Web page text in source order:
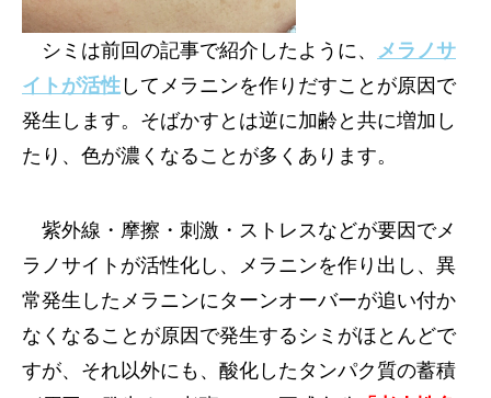
シミは前回の記事で紹介したように、
メラノサ
イトが活性 してメラニンを作りだすことが原因で
発生します。そばかすとは逆に加齢と共に増加し
たり、色が濃くなることが多くあります。
紫外線・摩擦・刺激・ストレスなどが要因でメ
ラノサイトが活性化し、メラニンを作り出し、異
常発生したメラニンにターンオーバーが追い付か
なくなることが原因で発生するシミがほとんどで
すが、それ以外にも、酸化したタンパク質の蓄積